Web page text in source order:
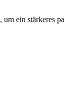
ein stärkeres